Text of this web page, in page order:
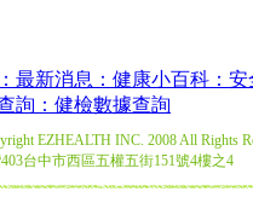
最新消息： 健康小百科： 安
詢： 健檢數據查詢
EZHEALTH INC. 2008 All Rights
台中市西區五權五街151號4樓之4